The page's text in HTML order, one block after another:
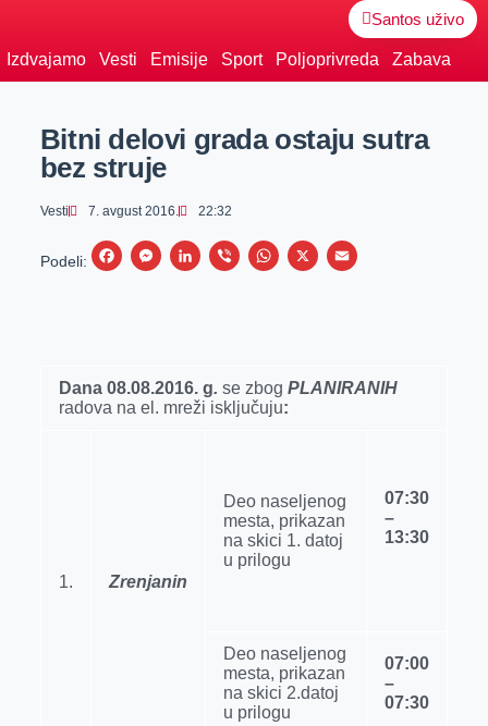
Santos uživo
Izdvajamo Vesti Emisije Sport Poljoprivreda Zabava
Bitni delovi grada ostaju sutra
bez struje
Vesti 7. avgust 2016. 22:32
Podeli:
F
b
o
M
e
n
L
d
V
W
A
X
E
l
Dana 08.08.2016.g. se zbog PLANIRANIH
radova na el. mreži isklјučuju:
1. Zrenjanin
Deo naselјenog
mesta, prikazan
na skici 1. datoj
u prilogu
07:30
–
13:30
Deo naselјenog
mesta, prikazan
na skici 2.datoj
u prilogu
07:00
–
07:30